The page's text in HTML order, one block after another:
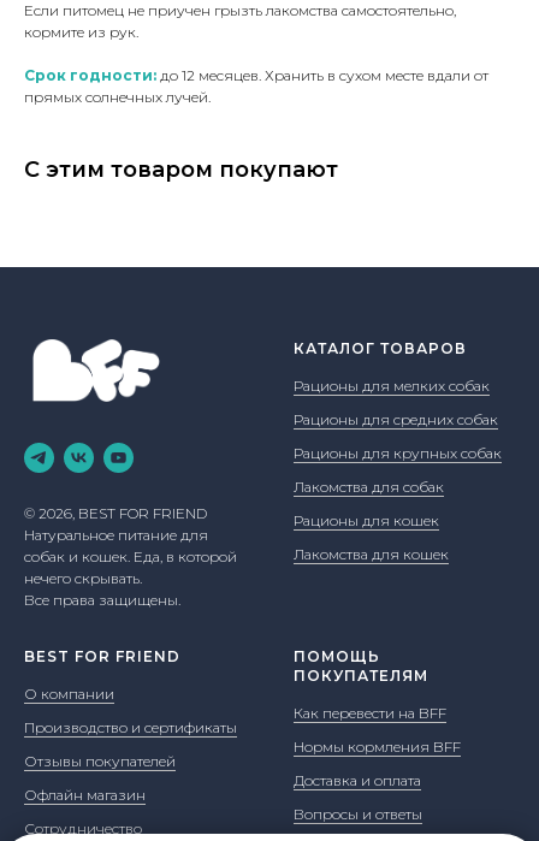
Если питомец не приучен грызть лакомства самостоятельно,
кормите из рук.
Срок годности: до 12 месяцев. Хранить в сухом месте вдали от
прямых солнечных лучей.
C этим товаром покупают
© 2026, BEST FOR FRIEND
Натуральное питание для
собак и кошек. Еда, в которой
нечего скрывать.
Все права защищены.
КАТАЛОГ ТОВАРОВ
Рационы для мелких собак
Рационы для средних собак
Рационы для крупных собак
Лакомства для собак
Рационы для кошек
Лакомства для кошек
BEST FOR FRIEND
О компании
Производство и сертификаты
Отзывы покупателей
Офлайн магазин
Сотрудничество
ПОМОЩЬ
ПОКУПАТЕЛЯМ
Как перевести на BFF
Нормы кормления BFF
Доставка и оплата
Вопросы и ответы